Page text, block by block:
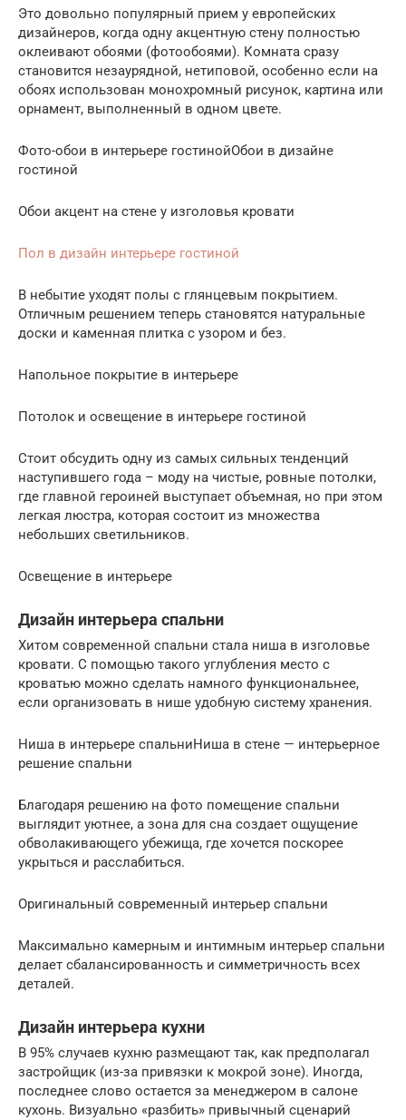
Это довольно популярный прием у европейских
дизайнеров, когда одну акцентную стену полностью
оклеивают обоями (фотообоями). Комната сразу
становится незаурядной, нетиповой, особенно если на
обоях использован монохромный рисунок, картина или
орнамент, выполненный в одном цвете.
Фото-обои в интерьере гостинойОбои в дизайне
гостиной
Обои акцент на стене у изголовья кровати
Пол в дизайн интерьере гостиной
В небытие уходят полы с глянцевым покрытием.
Отличным решением теперь становятся натуральные
доски и каменная плитка с узором и без.
Напольное покрытие в интерьере
Потолок и освещение в интерьере гостиной
Стоит обсудить одну из самых сильных тенденций
наступившего года – моду на чистые, ровные потолки,
где главной героиней выступает объемная, но при этом
легкая люстра, которая состоит из множества
небольших светильников.
Освещение в интерьере
Дизайн интерьера спальни
Хитом современной спальни стала ниша в изголовье
кровати. С помощью такого углубления место с
кроватью можно сделать намного функциональнее,
если организовать в нише удобную систему хранения.
Ниша в интерьере спальниНиша в стене — интерьерное
решение спальни
Благодаря решению на фото помещение спальни
выглядит уютнее, а зона для сна создает ощущение
обволакивающего убежища, где хочется поскорее
укрыться и расслабиться.
Оригинальный современный интерьер спальни
Максимально камерным и интимным интерьер спальни
делает сбалансированность и симметричность всех
деталей.
Дизайн интерьера кухни
В 95% случаев кухню размещают так, как предполагал
застройщик (из-за привязки к мокрой зоне). Иногда,
последнее слово остается за менеджером в салоне
кухонь. Визуально «разбить» привычный сценарий